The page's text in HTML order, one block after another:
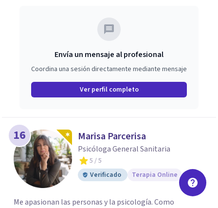
Envía un mensaje al profesional
Coordina una sesión directamente mediante mensaje
Ver perfil completo
16 Marisa Parcerisa
Psicóloga General Sanitaria
5 / 5
Verificado
Terapia Online
Me apasionan las personas y la psicología. Como